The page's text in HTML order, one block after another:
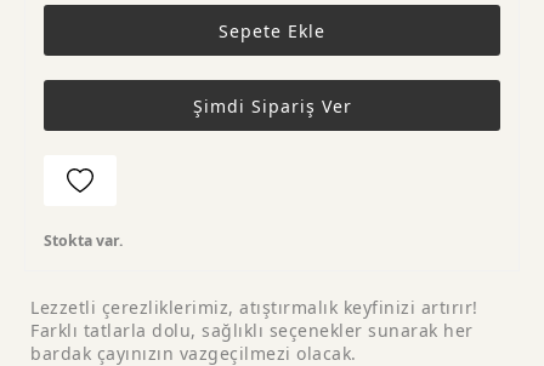
Sepete Ekle
Şimdi Sipariş Ver
Stokta var.
Lezzetli çerezliklerimiz, atıştırmalık keyfinizi artırır!
Farklı tatlarla dolu, sağlıklı seçenekler sunarak her
bardak çayınızın vazgeçilmezi olacak.